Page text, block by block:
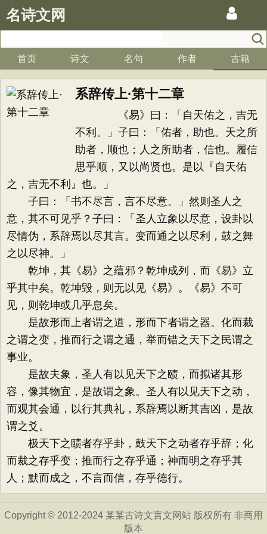
名诗文网
首页 诗文 名句 作者 古籍
系辞传上·第十二章
《易》曰：「自天佑之，吉无
不利。」子曰：「佑者，助也。天之所
助者，顺也；人之所助者，信也。履信
思乎顺，又以尚贤也。是以『自天佑
之，吉无不利』也。」
子曰：「书不尽言，言不尽意。」然则圣人之
意，其不可见乎？子曰：「圣人立象以尽意，设卦以
尽情伪，系辞焉以尽其言。变而通之以尽利，鼓之舞
之以尽神。」
乾坤，其《易》之蕴邪？乾坤成列，而《易》立
乎其中矣。乾坤毁，则无以见《易》。《易》不可
见，则乾坤或几乎息矣。
是故形而上者谓之道，形而下者谓之器。化而裁
之谓之变，推而行之谓之通，举而错之天下之民谓之
事业。
是故夫象，圣人有以见天下之赜，而拟诸其形
容，像其物宜，是故谓之象。圣人有以见天下之动，
而观其会通，以行其典礼，系辞焉以断其吉凶，是故
谓之爻。
极天下之赜者存乎卦，鼓天下之动者存乎辞；化
而裁之存乎变；推而行之存乎通；神而明之存乎其
人；默而成之，不言而信，存乎德行。
Copyright © 2012-2024 某某古诗文言文网站 版权所有 非商用
版本